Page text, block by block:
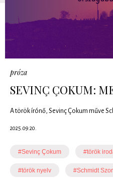
próza
SEVINÇ ÇOKUM:
A török írónő, Sevinç Çokum műve
2025.09.20.
#Sevinç Çokum #török
#török nyelv #Schmidt